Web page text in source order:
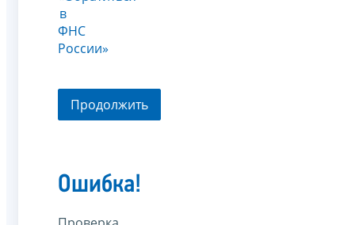
в
ФНС
России»
Продолжить
Ошибка!